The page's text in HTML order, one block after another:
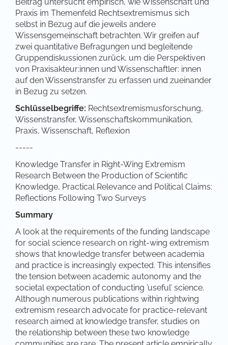
Praxis im Themenfeld Rechtsextremismus sich
selbst in Bezug auf die jeweils andere
Wissensgemeinschaft betrachten. Wir greifen auf
zwei quantitative Befragungen und begleitende
Gruppendiskussionen zurück, um die Perspektiven
von Praxisakteur:innen und Wissenschaftler: innen
auf den Wissenstransfer zu erfassen und zueinander
in Bezug zu setzen.
Schlüsselbegriffe: Rechtsextremismusforschung,
Wissenstransfer, Wissenschaftskommunikation,
Praxis, Wissenschaft, Reflexion
-----
Knowledge Transfer in Right-Wing Extremism
Research Between the Production of Scientific
Knowledge, Practical Relevance and Political Claims:
Reflections Following Two Surveys
Summary
A look at the requirements of the funding landscape
for social science research on right-wing extremism
shows that knowledge transfer between academia
and practice is increasingly expected. This intensifies
the tension between academic autonomy and the
societal expectation of conducting ’useful’ science.
Although numerous publications within rightwing
extremism research advocate for practice-relevant
research aimed at knowledge transfer, studies on
the relationship between these two knowledge